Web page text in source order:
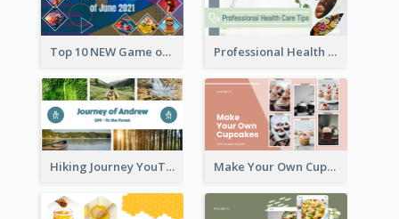
Top 10 NEW Game of June 2021 YouTube Thumbnail Professional Health Care Tips YouTube Thumbnail
Hiking Journey YouTube Thumbnail Make Your Own Cupcakes YouTube Thumbnail